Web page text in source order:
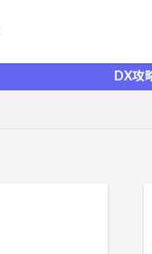
DX攻略部がリニ